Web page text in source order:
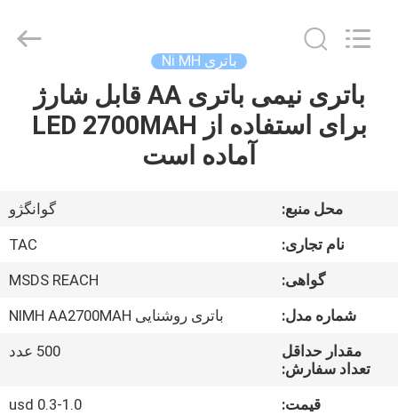
صفحه
اصلی
درباره
Energy
باتری Ni MH
باتری نیمی باتری AA قابل شارژ
برای استفاده از LED 2700MAH
آماده است
محل منبع:
گوانگژو
نام تجاری:
TAC
گواهی:
MSDS REACH
شماره مدل:
باتری روشنایی NIMH AA2700MAH
مقدار حداقل
تعداد سفارش:
500 عدد
قیمت:
0.3-1.0 usd